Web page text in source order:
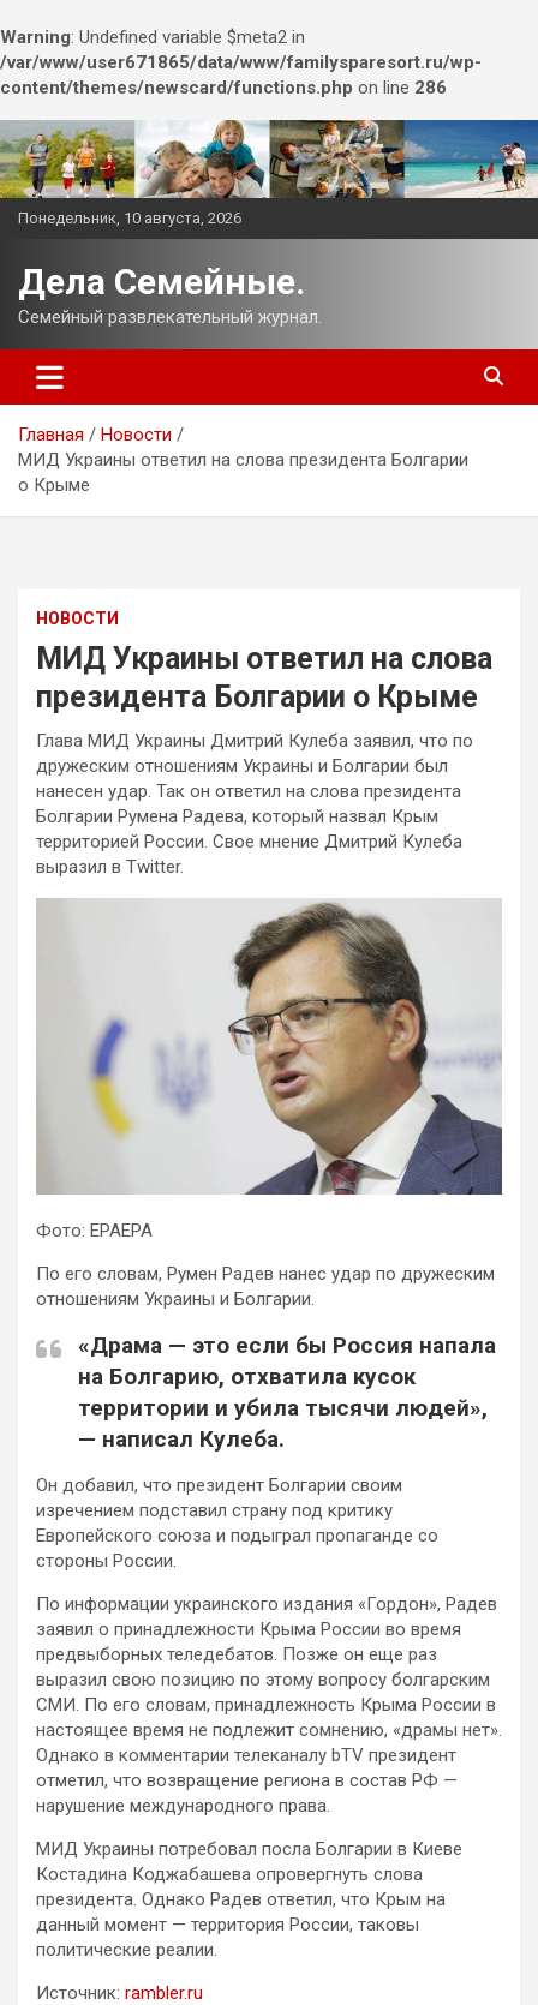
Warning: Undefined variable $meta2 in
/var/www/user671865/data/www/familysparesort.ru/wp-
content/themes/newscard/functions.php on line 286
Перейти
к
содержимому
Понедельник, 10 августа, 2026
Дела Семейные.
Семейный развлекательный журнал.
Главная
Новости
МИД Украины ответил на слова президента Болгарии
о Крыме
НОВОСТИ
МИД Украины ответил на слова
президента Болгарии о Крыме
Глава МИД Украины Дмитрий Кулеба заявил, что по
дружеским отношениям Украины и Болгарии был
нанесен удар. Так он ответил на слова президента
Болгарии Румена Радева, который назвал Крым
территорией России. Свое мнение Дмитрий Кулеба
выразил в Twitter.
Фото: EPAEPA
По его словам, Румен Радев нанес удар по дружеским
отношениям Украины и Болгарии.
«Драма — это если бы Россия напала
на Болгарию, отхватила кусок
территории и убила тысячи людей»,
— написал Кулеба.
Он добавил, что президент Болгарии своим
изречением подставил страну под критику
Европейского союза и подыграл пропаганде со
стороны России.
По информации украинского издания «Гордон», Радев
заявил о принадлежности Крыма России во время
предвыборных теледебатов. Позже он еще раз
выразил свою позицию по этому вопросу болгарским
СМИ. По его словам, принадлежность Крыма России в
настоящее время не подлежит сомнению, «драмы нет».
Однако в комментарии телеканалу bTV президент
отметил, что возвращение региона в состав РФ —
нарушение международного права.
МИД Украины потребовал посла Болгарии в Киеве
Костадина Коджабашева опровергнуть слова
президента. Однако Радев ответил, что Крым на
данный момент — территория России, таковы
политические реалии.
Источник: rambler.ru